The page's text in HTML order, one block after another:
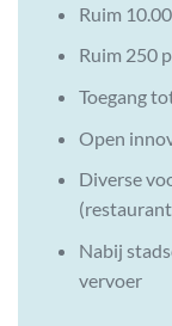
Ruim
Ruim 250
Toegang
Open
Diverse
Nabij
vervoer